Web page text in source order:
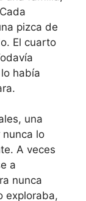
pizca de
El cuarto
había
una
nunca lo
A veces
a
nunca
exploraba,